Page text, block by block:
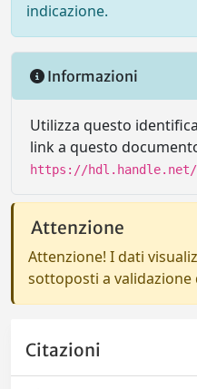
indicazione.
Informazioni
Utilizza questo
link a questo
https://hdl.handle.net/
Attenzione
Attenzione! I dati
sottoposti a
Citazioni